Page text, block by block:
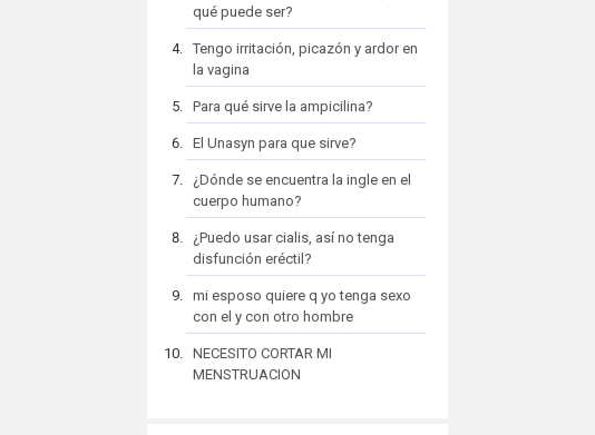
qué puede ser?
Tengo irritación, picazón y ardor en
la vagina
Para qué sirve la ampicilina?
El Unasyn para que sirve?
¿Dónde se encuentra la ingle en el
cuerpo humano?
¿Puedo usar cialis, así no tenga
disfunción eréctil?
mi esposo quiere q yo tenga sexo
con el y con otro hombre
NECESITO CORTAR MI
MENSTRUACION